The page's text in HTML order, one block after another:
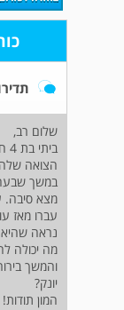
שלום רב,
ביתי בת 4 חודשים, ניזונה מהנקה בלעדית.
הצואה שלה
במשך
מצא סיבה.
עברו מאז
נראה
מה יכולה
והמשך
יונק?
המון תודות!